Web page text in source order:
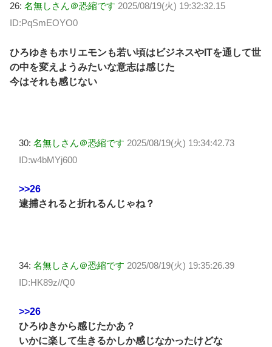
26: 名無しさん＠恐縮です 2025/08/19(火) 19:32:32.15
ID:PqSmEOYO0
ひろゆきもホリエモンも若い頃はビジネスやITを通して世
の中を変えようみたいな意志は感じた
今はそれも感じない
30: 名無しさん＠恐縮です 2025/08/19(火) 19:34:42.73
ID:w4bMYj600
>>26
逮捕されると折れるんじゃね？
34: 名無しさん＠恐縮です 2025/08/19(火) 19:35:26.39
ID:HK89z//Q0
>>26
ひろゆきから感じたかあ？
いかに楽して生きるかしか感じなかったけどな